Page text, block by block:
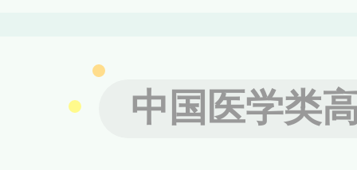
育交流协会常务理事单位、
地、教育部留学服务中心出国
中国医学类